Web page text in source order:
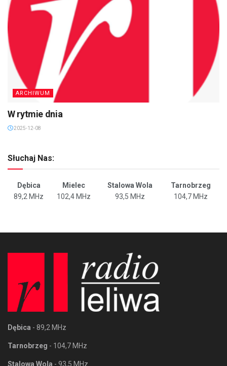
ARCHIWUM
W rytmie dnia
2025-12-08
Słuchaj Nas:
Dębica Mielec Stalowa Wola
Tarnobrzeg
89,2 MHz
102,4 MHz 93,5 MHz 104,7 MHz
Dębica - 89,2 MHz
Tarnobrzeg - 104,7 MHz
Stalowa Wola - 93,5 MHz